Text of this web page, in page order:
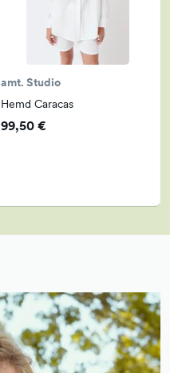
amt. Studio
Hemd Caracas
99,50 €